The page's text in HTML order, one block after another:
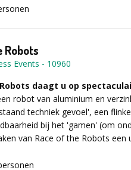
informatie of een
in!
ijsbazen
met visuele storyboards
Dit resulteert in betere
meer alignment binnen teams.
plaats in een inspirerende
beleving hand in hand gaan.
naar een betekenisvol
Robots
Events - 10960
daagt u op
robot van aluminium en
techniek gevoel', een
bij het 'gamen' (om
van Race of the Robots een
robots, om de winst in